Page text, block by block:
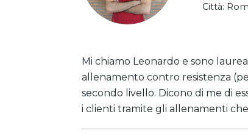
Città:
Mi chiamo Leonardo e sono
allenamento contro resistenza
secondo livello. Dicono di me di
i clienti tramite gli allenamenti